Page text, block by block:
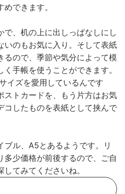
できます。
で、机の上に出しっぱなしにし
いのもお気に入り。そして表紙
るので、季節や気分によって模
手帳を使うことができます。
イズを愛用しているんです
ストカードを、もう片方はお気
コしたものを表紙として挟んで
ブル、A5とあるようです。リ
多少価格が前後するので、ご自
てみてくださいね。